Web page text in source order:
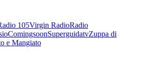
105Virgin RadioRadio
ComingsoonSuperguidatvZuppa di
e Mangiato